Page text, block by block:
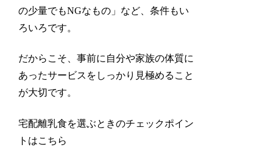
の少量でもNGなもの」など、条件もい
ろいろです。
だからこそ、事前に自分や家族の体質に
あったサービスをしっかり見極めること
が大切です。
宅配離乳食を選ぶときのチェックポイン
トはこちら